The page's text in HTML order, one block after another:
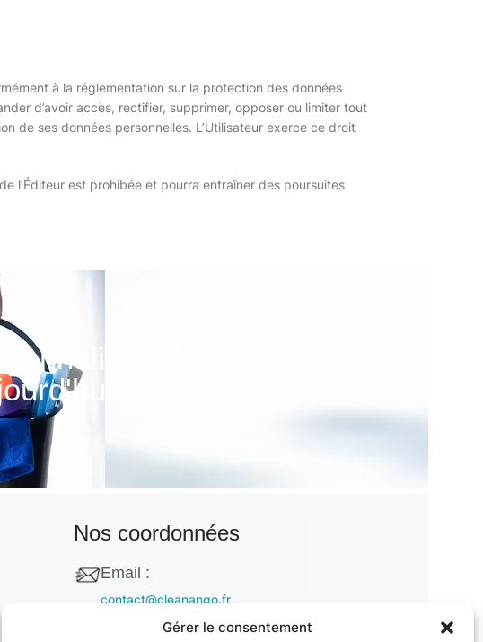
Gérer le consentement
à la réglementation sur la protection des données
d’avoir accès, rectifier, supprimer, opposer ou limiter tout
de ses données personnelles. L’Utilisateur exerce ce droit
l’Éditeur est prohibée et pourra entraîner des poursuites
?
!
Nos coordonnées
Email :
contact@cleanango.fr
Adresse :